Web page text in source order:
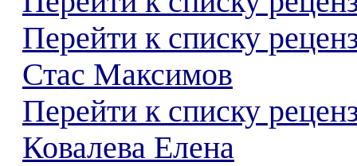
Перейти к списку
Стас Максимов
Перейти к списку
Ковалева Елена